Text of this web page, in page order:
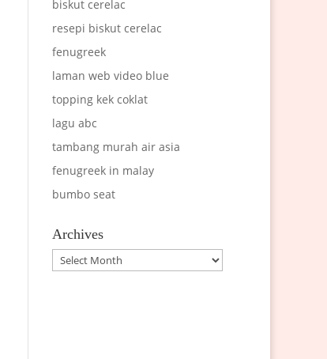
biskut cerelac
resepi biskut cerelac
fenugreek
laman web video blue
topping kek coklat
lagu abc
tambang murah air asia
fenugreek in malay
bumbo seat
Archives
Archives